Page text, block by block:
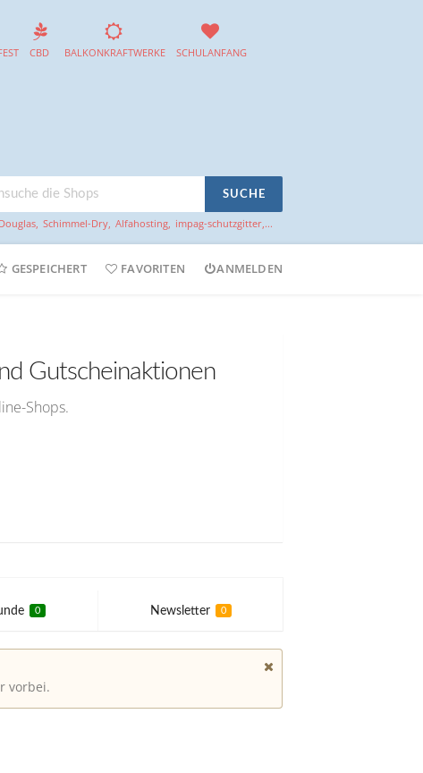
CBD BALKONKRAFTWERKE SCHULANFANG
SUCHE
Douglas, Schimmel-Dry, Alfahosting, impag-schutzgitter,...
GESPEICHERT FAVORITEN ANMELDEN
Gutscheinaktionen
Shops.
0 Newsletter 0
vorbei.